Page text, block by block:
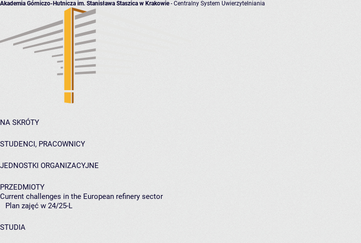
Akademia Górniczo-Hutnicza im. Stanisława Staszica w Krakowie- Centralny System Uwierzytelniania
NA SKRÓTY
STUDENCI, PRACOWNICY
JEDNOSTKI ORGANIZACYJNE
PRZEDMIOTY
Current challenges in the European refinery sector
Plan zajęć w 24/25-L
STUDIA